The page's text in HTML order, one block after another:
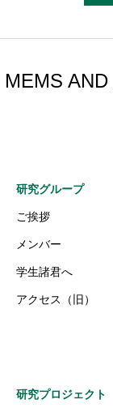
MEMS
研究グループ
ご挨拶
メンバー
学生諸君へ
アクセス（旧）
研究プロジェクト